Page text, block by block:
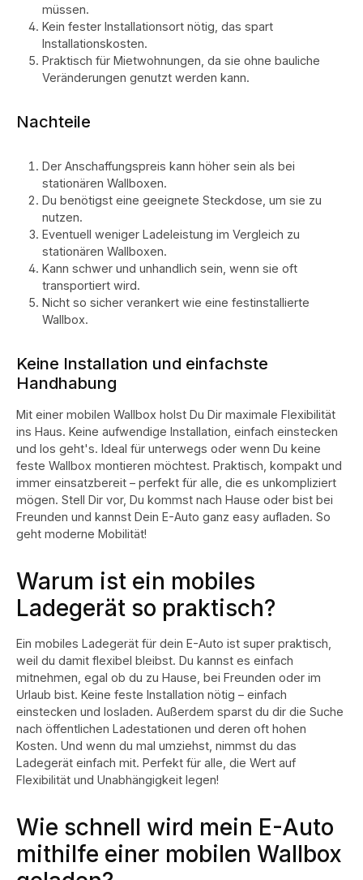
müssen.
Kein fester Installationsort nötig, das spart
Installationskosten.
Praktisch für Mietwohnungen, da sie ohne bauliche
Veränderungen genutzt werden kann.
Nachteile
Der Anschaffungspreis kann höher sein als bei
stationären Wallboxen.
Du benötigst eine geeignete Steckdose, um sie zu
nutzen.
Eventuell weniger Ladeleistung im Vergleich zu
stationären Wallboxen.
Kann schwer und unhandlich sein, wenn sie oft
transportiert wird.
Nicht so sicher verankert wie eine festinstallierte
Wallbox.
Keine Installation und einfachste
Handhabung
Mit einer mobilen Wallbox holst Du Dir maximale Flexibilität
ins Haus. Keine aufwendige Installation, einfach einstecken
und los geht's. Ideal für unterwegs oder wenn Du keine
feste Wallbox montieren möchtest. Praktisch, kompakt und
immer einsatzbereit – perfekt für alle, die es unkompliziert
mögen. Stell Dir vor, Du kommst nach Hause oder bist bei
Freunden und kannst Dein E-Auto ganz easy aufladen. So
geht moderne Mobilität!
Warum ist ein mobiles
Ladegerät so praktisch?
Ein mobiles Ladegerät für dein E-Auto ist super praktisch,
weil du damit flexibel bleibst. Du kannst es einfach
mitnehmen, egal ob du zu Hause, bei Freunden oder im
Urlaub bist. Keine feste Installation nötig – einfach
einstecken und losladen. Außerdem sparst du dir die Suche
nach öffentlichen Ladestationen und deren oft hohen
Kosten. Und wenn du mal umziehst, nimmst du das
Ladegerät einfach mit. Perfekt für alle, die Wert auf
Flexibilität und Unabhängigkeit legen!
Wie schnell wird mein E-Auto
mithilfe einer mobilen Wallbox